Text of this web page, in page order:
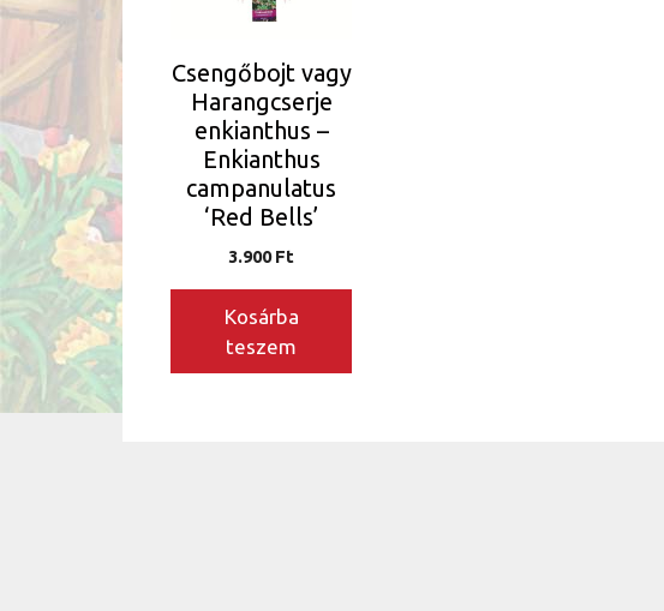
Csengőbojt vagy
Harangcserje
enkianthus –
Enkianthus
campanulatus
‘Red Bells’
3.900Ft
Kosárba
teszem